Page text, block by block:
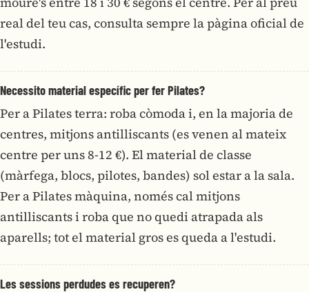
real del teu cas, consulta sempre la pàgina oficial de
l'estudi.
Necessito material específic per fer Pilates?
Per a Pilates terra: roba còmoda i, en la majoria de
centres, mitjons antilliscants (es venen al mateix
centre per uns 8-12 €). El material de classe
(màrfega, blocs, pilotes, bandes) sol estar a la sala.
Per a Pilates màquina, només cal mitjons
antilliscants i roba que no quedi atrapada als
aparells; tot el material gros es queda a l'estudi.
Les sessions perdudes es recuperen?